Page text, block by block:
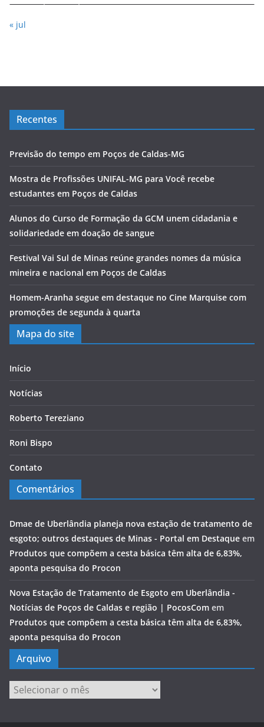
« jul
Recentes
Previsão do tempo em Poços de Caldas-MG
Mostra de Profissões UNIFAL-MG para Você recebe
estudantes em Poços de Caldas
Alunos do Curso de Formação da GCM unem cidadania e
solidariedade em doação de sangue
Festival Vai Sul de Minas reúne grandes nomes da música
mineira e nacional em Poços de Caldas
Homem-Aranha segue em destaque no Cine Marquise com
promoções de segunda à quarta
Mapa do site
Início
Notícias
Roberto Tereziano
Roni Bispo
Contato
Comentários
Dmae de Uberlândia planeja nova estação de tratamento de
esgoto; outros destaques de Minas - Portal em Destaque em
Produtos que compõem a cesta básica têm alta de 6,83%,
aponta pesquisa do Procon
Nova Estação de Tratamento de Esgoto em Uberlândia -
Notícias de Poços de Caldas e região | PocosCom em
Produtos que compõem a cesta básica têm alta de 6,83%,
aponta pesquisa do Procon
Arquivo
Arquivo